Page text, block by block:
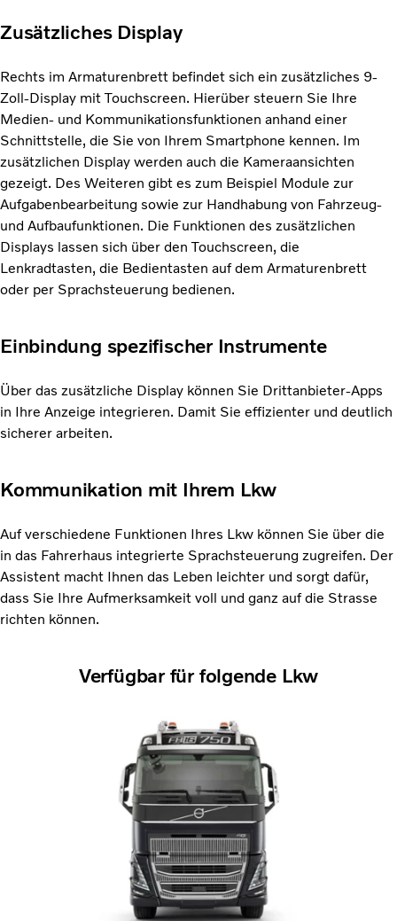
Zusätzliches Display
Rechts im Armaturenbrett befindet sich ein zusätzliches 9-
Zoll-Display mit Touchscreen. Hierüber steuern Sie Ihre
Medien- und Kommunikationsfunktionen anhand einer
Schnittstelle, die Sie von Ihrem Smartphone kennen. Im
zusätzlichen Display werden auch die Kameraansichten
gezeigt. Des Weiteren gibt es zum Beispiel Module zur
Aufgabenbearbeitung sowie zur Handhabung von Fahrzeug-
und Aufbaufunktionen. Die Funktionen des zusätzlichen
Displays lassen sich über den Touchscreen, die
Lenkradtasten, die Bedientasten auf dem Armaturenbrett
oder per Sprachsteuerung bedienen.
Einbindung spezifischer Instrumente
Über das zusätzliche Display können Sie Drittanbieter-Apps
in Ihre Anzeige integrieren. Damit Sie effizienter und deutlich
sicherer arbeiten.
Kommunikation mit Ihrem Lkw
Auf verschiedene Funktionen Ihres Lkw können Sie über die
in das Fahrerhaus integrierte Sprachsteuerung zugreifen. Der
Assistent macht Ihnen das Leben leichter und sorgt dafür,
dass Sie Ihre Aufmerksamkeit voll und ganz auf die Strasse
richten können.
Verfügbar für folgende Lkw